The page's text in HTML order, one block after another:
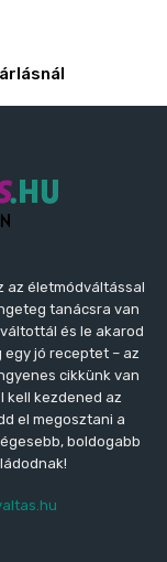
az életmódváltással
tanácsra van
és le akarod
jó receptet – az
cikkünk van
kell kezdened az
el megosztani a
boldogabb